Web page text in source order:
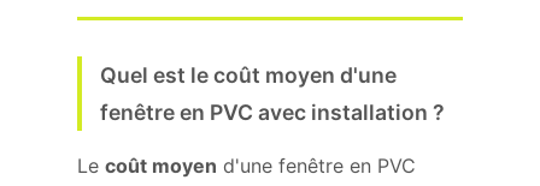
Quel est le coût moyen d'une
fenêtre en PVC avec installation ?
Le coût moyen d'une fenêtre en PVC